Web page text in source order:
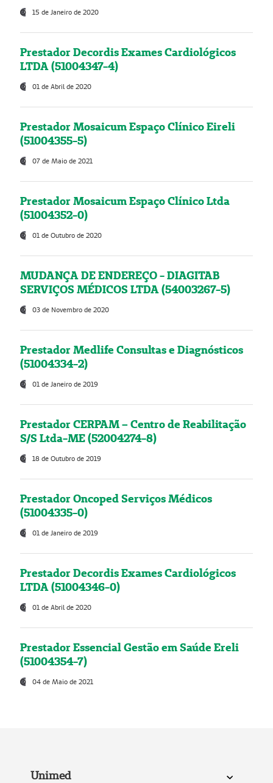
15 de Janeiro de 2020
Prestador Decordis Exames Cardiológicos
LTDA (51004347-4)
01 de Abril de 2020
Prestador Mosaicum Espaço Clínico Eireli
(51004355-5)
07 de Maio de 2021
Prestador Mosaicum Espaço Clínico Ltda
(51004352-0)
01 de Outubro de 2020
MUDANÇA DE ENDEREÇO - DIAGITAB
SERVIÇOS MÉDICOS LTDA (54003267-5)
03 de Novembro de 2020
Prestador Medlife Consultas e Diagnósticos
(51004334-2)
01 de Janeiro de 2019
Prestador CERPAM – Centro de Reabilitação
S/S Ltda-ME (52004274-8)
18 de Outubro de 2019
Prestador Oncoped Serviços Médicos
(51004335-0)
01 de Janeiro de 2019
Prestador Decordis Exames Cardiológicos
LTDA (51004346-0)
01 de Abril de 2020
Prestador Essencial Gestão em Saúde Ereli
(51004354-7)
04 de Maio de 2021
Unimed